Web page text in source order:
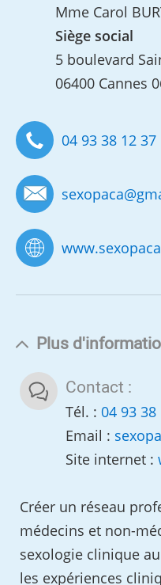
Mme Carol
Siège social
5 boulevard
06400 Cannes
04 93 38 12 37
sexopaca@
Plus
Contact :
Tél. : 04 93 38
Email :
Site internet :
Créer un réseau
médecins et non-
sexologie clinique
les expériences